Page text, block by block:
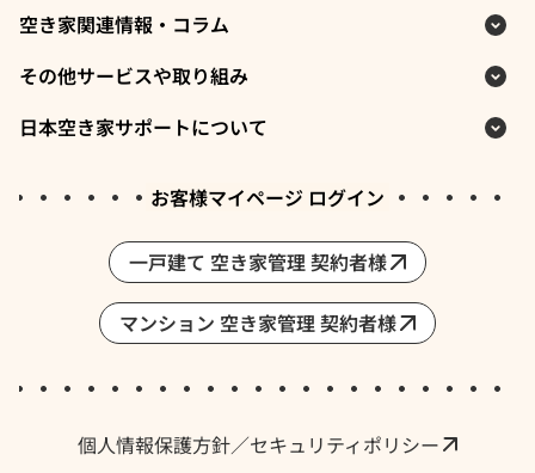
空き家関連情報・コラム
その他サービスや取り組み
日本空き家サポートについて
採用情報・求人
お客様マイページ ログイン
一戸建て 空き家管理 契約者様
マンション 空き家管理 契約者様
個人情報保護方針／セキュリティポリシー